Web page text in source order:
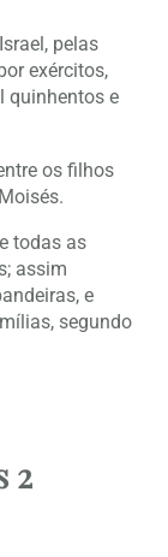
pelas
exércitos,
quinhentos e
os filhos
todas as
assim
e
segundo
2